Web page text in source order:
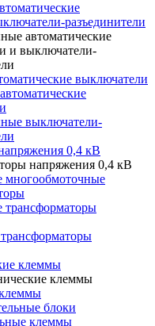
разъединители
автоматические
и выключатели-
выключатели
выключатели-
0,4 кВ
напряжения 0,4 кВ
многообмоточные
клеммы
клеммы
блоки
клеммы